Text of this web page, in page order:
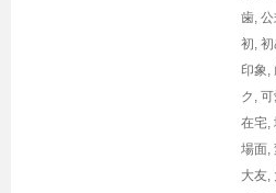
歯,
初, 初
印象,
ク ,
在宅,
場面,
大友,